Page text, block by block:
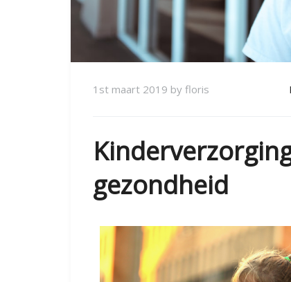
1st maart 2019 by floris
gezondheid